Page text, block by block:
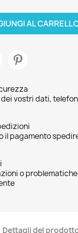
AL
vostri dati,
il pagamento
o
Dettagli del